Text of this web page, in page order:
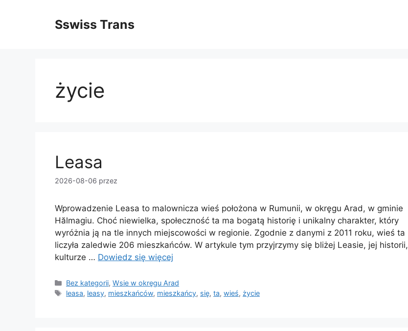
Sswiss Trans
życie
Leasa
2026-08-06 przez
Wprowadzenie Leasa to malownicza wieś położona w Rumunii, w okręgu Arad, w gminie
Hălmagiu. Choć niewielka, społeczność ta ma bogatą historię i unikalny charakter, który
wyróżnia ją na tle innych miejscowości w regionie. Zgodnie z danymi z 2011 roku, wieś ta
liczyła zaledwie 206 mieszkańców. W artykule tym przyjrzymy się bliżej Leasie, jej historii,
kulturze … Dowiedz się więcej
Kategorie
Bez kategorii,Wsie w okręgu Arad
Tagi
leasa, leasy, mieszkańców, mieszkańcy, się,ta,wieś, życie